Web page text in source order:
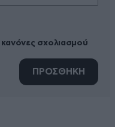
σχολιασμού
ΠΡΟΣΘΗΚΗ